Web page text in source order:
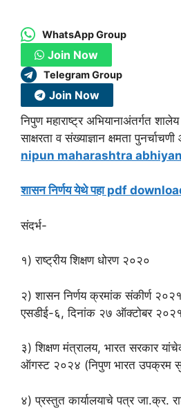
WhatsApp Group
Join Now
Telegram Group
Join Now
निपुण महाराष्ट्र अभियानाअंतर्गत शालेय
साक्षरता व संख्याज्ञान क्षमता पुनर्चाचणी
nipun maharashtra
शासन निर्णय येथे पहा pdf
संदर्भ-
१) राष्ट्रीय शिक्षण धोरण २०२०
२) शासन निर्णय क्रमांक संकीर्ण
एसडीई-६, दिनांक २७ ऑक्टोबर २०२१
३) शिक्षण मंत्रालय, भारत सरकार
ऑगस्ट २०२४ (निपुण भारत उपक्रम
४) प्रस्तुत कार्यालयाचे पत्र जा.क्र.